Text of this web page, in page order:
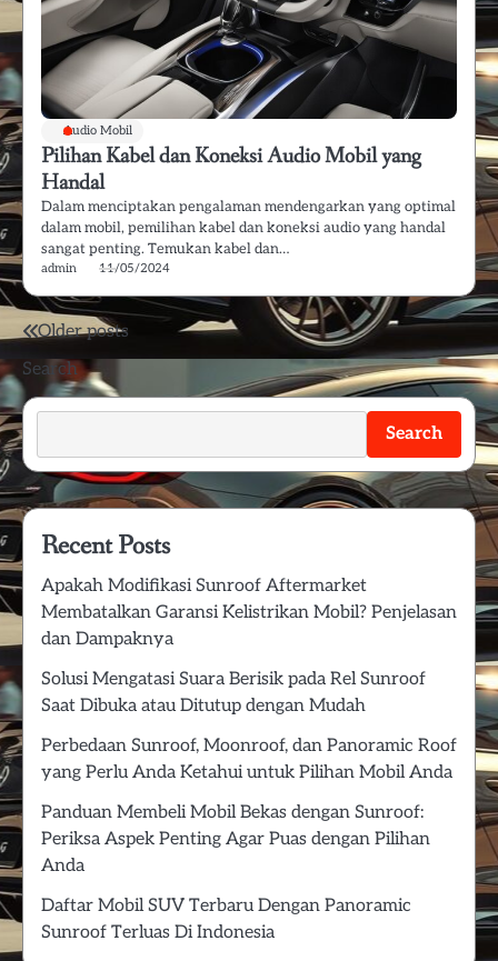
Audio Mobil
Pilihan Kabel dan Koneksi Audio Mobil yang
Handal
Dalam menciptakan pengalaman mendengarkan yang optimal
dalam mobil, pemilihan kabel dan koneksi audio yang handal
sangat penting. Temukan kabel dan…
admin 11/05/2024
Posts
navigation
Older posts
Search
Search
Recent Posts
Apakah Modifikasi Sunroof Aftermarket
Membatalkan Garansi Kelistrikan Mobil? Penjelasan
dan Dampaknya
Solusi Mengatasi Suara Berisik pada Rel Sunroof
Saat Dibuka atau Ditutup dengan Mudah
Perbedaan Sunroof, Moonroof, dan Panoramic Roof
yang Perlu Anda Ketahui untuk Pilihan Mobil Anda
Panduan Membeli Mobil Bekas dengan Sunroof:
Periksa Aspek Penting Agar Puas dengan Pilihan
Anda
Daftar Mobil SUV Terbaru Dengan Panoramic
Sunroof Terluas Di Indonesia